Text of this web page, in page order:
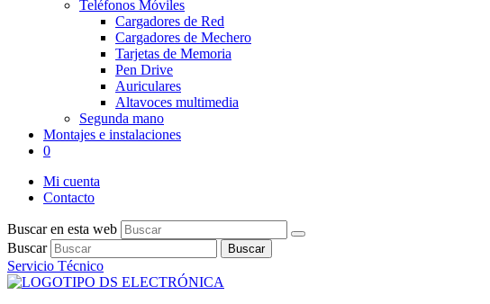
Teléfonos Móviles
Cargadores de Red
Cargadores de Mechero
Tarjetas de Memoria
Pen Drive
Auriculares
Altavoces multimedia
Segunda mano
Montajes e instalaciones
0
Mi cuenta
Contacto
Buscar en esta web
Buscar
Buscar
Servicio Técnico